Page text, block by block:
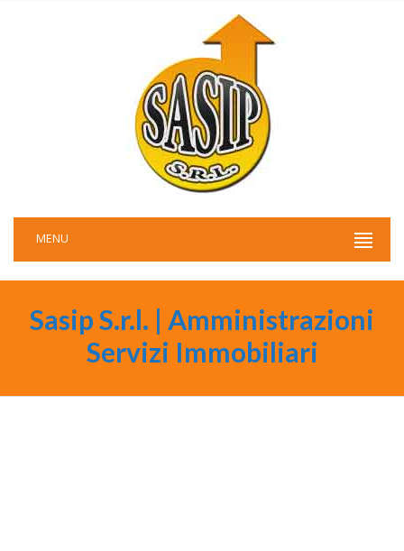
MENU
Sasip S.r.l. | Amministrazioni
Servizi Immobiliari